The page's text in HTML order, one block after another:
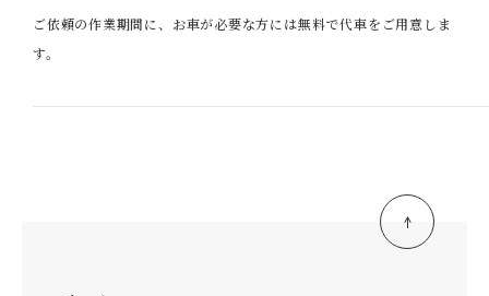
ご依頼の作業期間に、お車が必要な方には無料で代車をご用意しま
す。